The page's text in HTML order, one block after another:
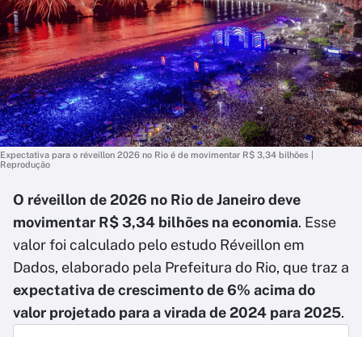
Expectativa para o réveillon 2026 no Rio é de movimentar R$ 3,34 bilhões |
Reprodução
O réveillon de 2026 no Rio de Janeiro deve
movimentar R$ 3,34 bilhões na economia. Esse
valor foi calculado pelo estudo Réveillon em
Dados, elaborado pela Prefeitura do Rio, que traz a
expectativa de crescimento de 6% acima do
valor projetado para a virada de 2024 para 2025.